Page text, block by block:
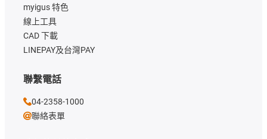
myigus 特色
線上工具
CAD 下載
LINEPAY及台灣PAY
聯繫電話
04-2358-1000
聯絡表單